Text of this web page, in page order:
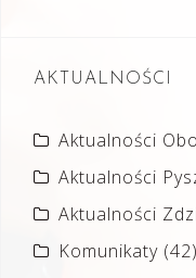
AKTUALNOŚCI
Aktualności
Aktualności
Aktualności
Komunikaty (42)